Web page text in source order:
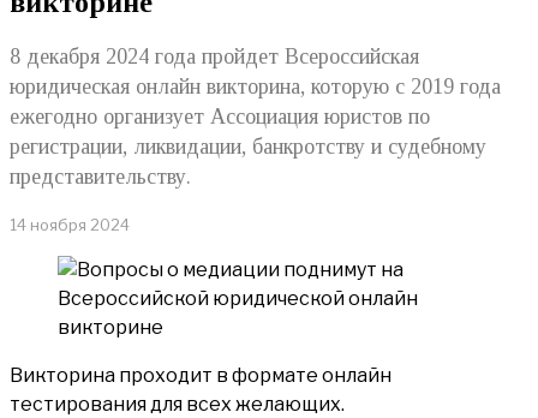
8 декабря 2024 года пройдет Всероссийская
юридическая онлайн викторина, которую с 2019 года
ежегодно организует Ассоциация юристов по
регистрации, ликвидации, банкротству и судебному
представительству.
14 ноября 2024
Викторина проходит в формате онлайн
тестирования для всех желающих.